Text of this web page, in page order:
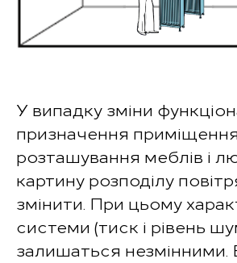
У випадку зміни
призначення
розташування меблів і
картину розподілу
змінити. При цьому
системи (тиск і рівень
залишаться незмінними.